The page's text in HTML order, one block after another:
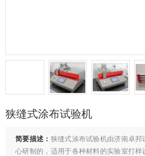
狭缝式涂布试验机
简要描述： 狭缝式涂布试验机由济南卓邦
心研制的，适用于各种材料的实验室打样